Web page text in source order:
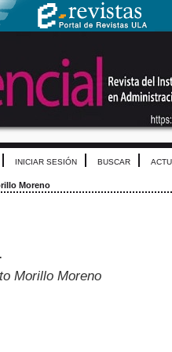
INICIAR SESIÓN BUSCAR
Moreno
Morillo Moreno